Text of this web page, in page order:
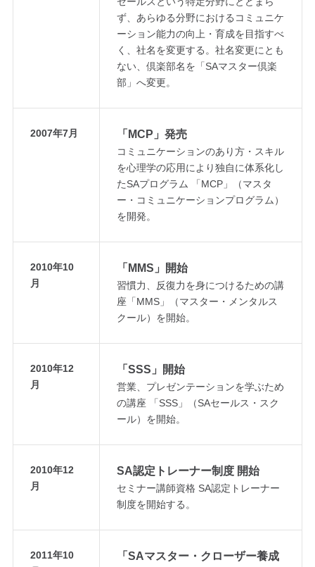
ず、あらゆる分野におけるコミュニケ
ーション能力の向上・育成を目指すべ
く、社名を変更する。社名変更にとも
ない、倶楽部名を「SAマスター倶楽
部」へ変更。
2007年7月 「MCP」発売
コミュニケーションのあり方・スキル
を心理学の応用により独自に体系化し
たSAプログラム 「MCP」（マスタ
ー・コミュニケーションプログラム）
を開発。
2010年10
月
「MMS」開始
習慣力、反復力を身につけるための講
座「MMS」（マスター・メンタルス
クール）を開始。
2010年12
月
「SSS」開始
営業、プレゼンテーションを学ぶため
の講座 「SSS」（SAセールス・スク
ール）を開始。
2010年12
月
SA認定トレーナー制度 開始
セミナー講師資格 SA認定トレーナー
制度を開始する。
2011年10
「SAマスター・クローザー養成